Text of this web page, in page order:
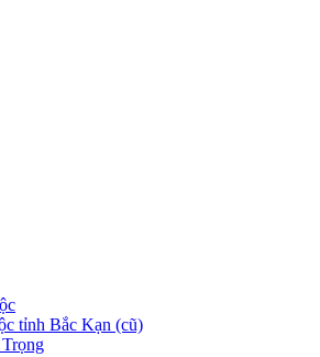
tỉnh Bắc Kạn (cũ)